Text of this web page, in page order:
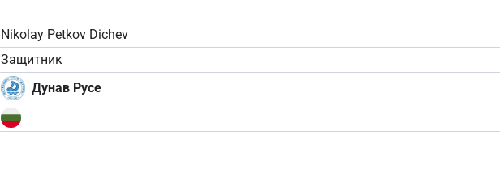
Nikolay Petkov Dichev
Защитник
Дунав Русе